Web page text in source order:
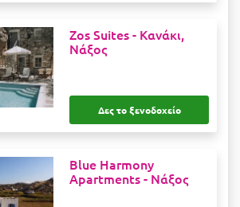
Zos Suites - Κανάκι,
Νάξος
Δες το ξενοδοχείο
Blue Harmony
Apartments - Νάξος